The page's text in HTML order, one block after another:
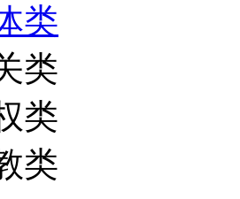
类
类
类
类